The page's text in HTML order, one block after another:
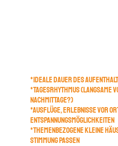
*IDEALE DAUER DES
*TAGESRHYTHMUS (LANGSAME
NACHMITTAGE?)
*AUSFLÜGE, ERLEBNISSE VOR
ENTSPANNUNGSMÖGLICHKEITEN
*THEMENBEZOGENE KLEINE
STIMMUNG PASSEN